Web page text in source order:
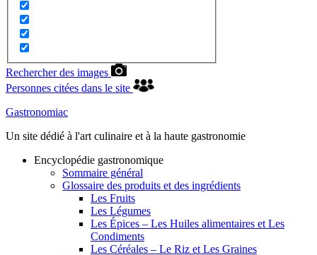
Rechercher des images
Personnes citées dans le site
Gastronomiac
Un site dédié à l'art culinaire et à la haute gastronomie
Encyclopédie gastronomique
Sommaire général
Glossaire des produits et des ingrédients
Les Fruits
Les Légumes
Les Épices – Les Huiles alimentaires et Les
Condiments
Les Céréales – Le Riz et Les Graines